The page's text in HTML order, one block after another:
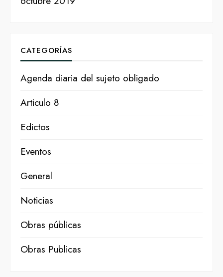
CATEGORÍAS
Agenda diaria del sujeto obligado
Articulo 8
Edictos
Eventos
General
Noticias
Obras públicas
Obras Publicas